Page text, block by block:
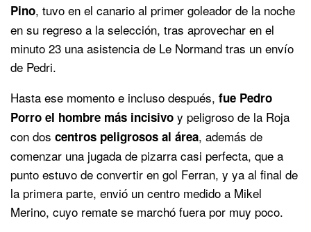
Pino, tuvo en el canario al primer goleador de la noche
en su regreso a la selección, tras aprovechar en el
minuto 23 una asistencia de Le Normand tras un envío
de Pedri.
Hasta ese momento e incluso después, fue Pedro
Porro el hombre más incisivo y peligroso de la Roja
con dos centros peligrosos al área, además de
comenzar una jugada de pizarra casi perfecta, que a
punto estuvo de convertir en gol Ferran, y ya al final de
la primera parte, envió un centro medido a Mikel
Merino, cuyo remate se marchó fuera por muy poco.